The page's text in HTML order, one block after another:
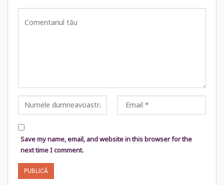
Save my name, email, and website in this browser for the
next time I comment.